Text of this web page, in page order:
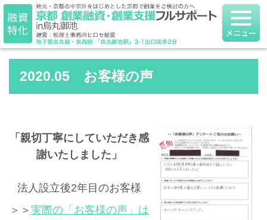
2020.05 お客様の声
「親切丁寧にしていただき感
謝いたしました」
法人設立後2年目のお客様
＞＞ 実際の「お客様の声」は